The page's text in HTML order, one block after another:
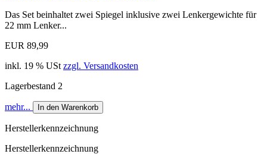
Das Set beinhaltet zwei Spiegel inklusive zwei Lenkergewichte für
22 mm Lenker...
EUR 89,99
inkl. 19 % USt zzgl. Versandkosten
Lagerbestand 2
mehr... In den Warenkorb
Herstellerkennzeichnung
Herstellerkennzeichnung